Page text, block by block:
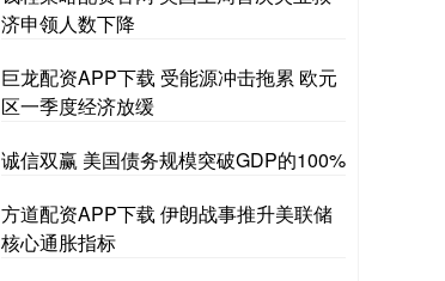
济申领人数下降
巨龙配资APP下载 受能源冲击拖累 欧元
区一季度经济放缓
诚信双赢 美国债务规模突破GDP的100%
方道配资APP下载 伊朗战事推升美联储
核心通胀指标